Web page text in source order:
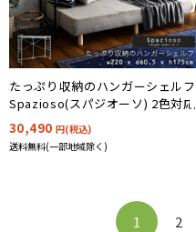
たっぷり収納のハンガーシェルフ
Spazioso(スパジオーソ) 2色対応
30,490 円(税込)
送料無料(一部地域除く)
1 2